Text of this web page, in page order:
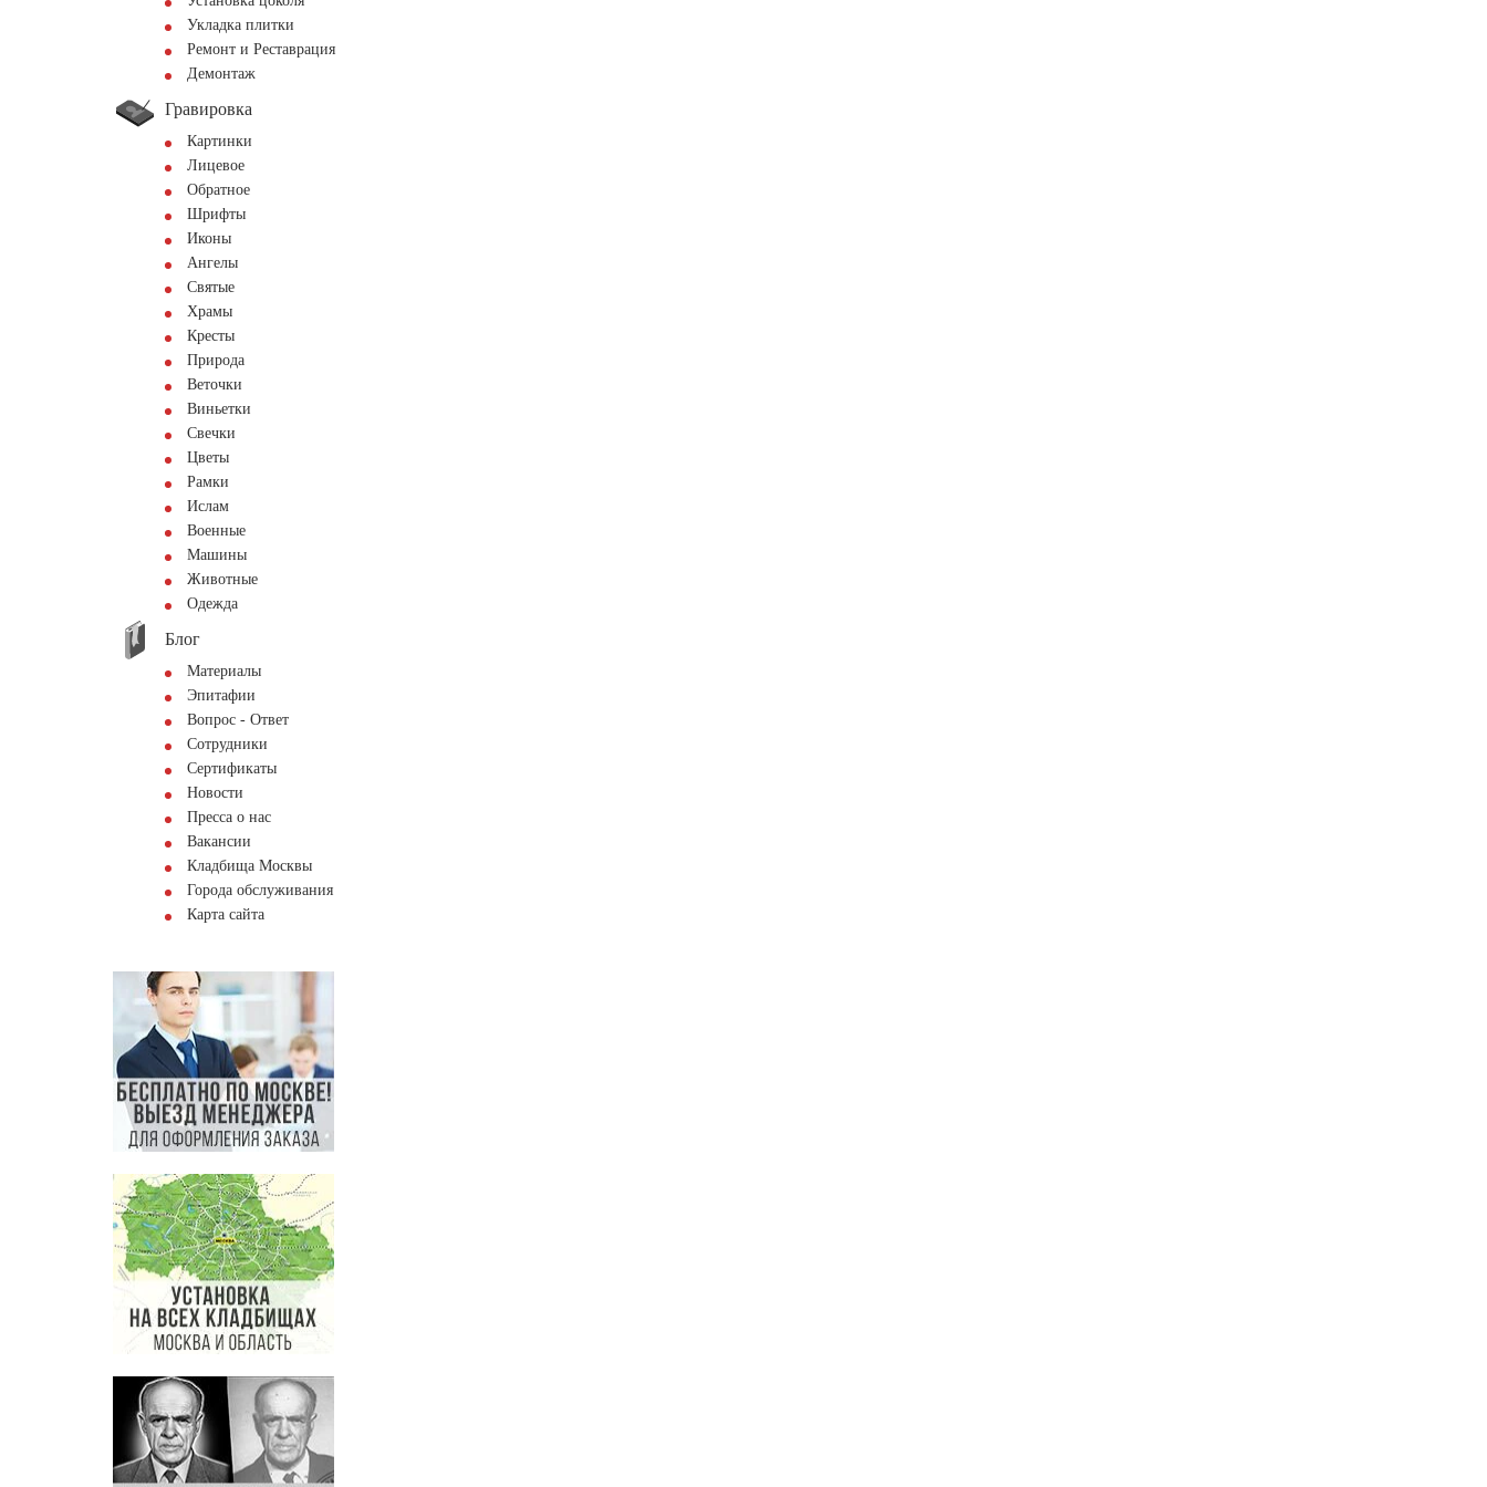
Укладка плитки
Ремонт и Реставрация
Демонтаж
Гравировка
Картинки
Лицевое
Обратное
Шрифты
Иконы
Ангелы
Святые
Храмы
Кресты
Природа
Веточки
Виньетки
Свечки
Цветы
Рамки
Ислам
Военные
Машины
Животные
Одежда
Блог
Материалы
Эпитафии
Вопрос - Ответ
Сотрудники
Сертификаты
Новости
Пресса о нас
Вакансии
Кладбища Москвы
Города обслуживания
Карта сайта